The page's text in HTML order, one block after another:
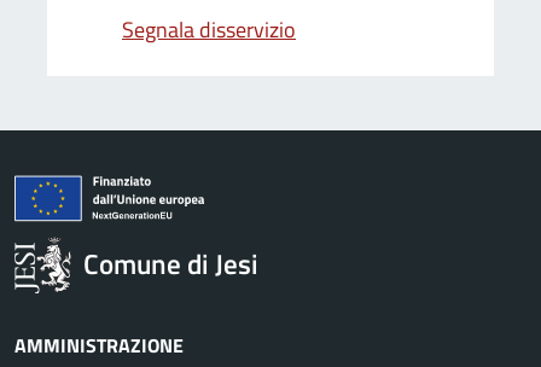
Segnala disservizio
Comune di Jesi
AMMINISTRAZIONE